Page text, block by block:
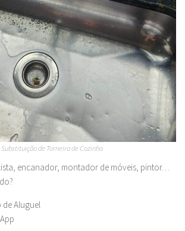
Substituição de Torneira de Cozinha
encanador, montador de móveis, pintor…
de Aluguel